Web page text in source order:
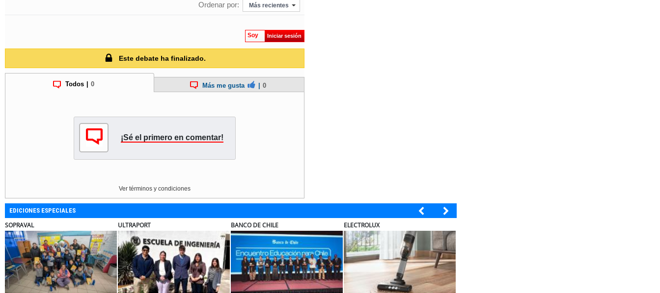
Ordenar por: Más recientes
Soy Iniciar sesión
Este debate ha finalizado.
Todos 0 Más me gusta 0
¡Sé el primero en comentar!
Ver términos y condiciones
EDICIONES ESPECIALES
DE CHILE ELECTROLUX MUTUAL SOPRAVAL